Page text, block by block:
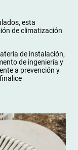
esta
de climatización
de instalación,
de ingeniería y
a prevención y